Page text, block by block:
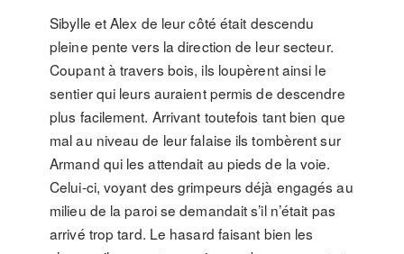
Sibylle et Alex de leur côté était descendu
pleine pente vers la direction de leur secteur.
Coupant à travers bois, ils loupèrent ainsi le
sentier qui leurs auraient permis de descendre
plus facilement. Arrivant toutefois tant bien que
mal au niveau de leur falaise ils tombèrent sur
Armand qui les attendait au pieds de la voie.
Celui-ci, voyant des grimpeurs déjà engagés au
milieu de la paroi se demandait s’il n’était pas
arrivé trop tard. Le hasard faisant bien les